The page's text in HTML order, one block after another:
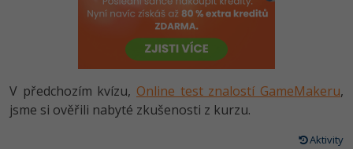
HTML5, CSS3, Bootstrap, SEO
SQL a databáze
Testování a verzování
JavaScript
Python
Vývojář mobilních aplikací
Specialista na AI a bigdata
C# Game developer
Webdesigner
Python -80%
JavaScript -80%
PHP
-80%
V předchozím kvízu, Online test znalostí GameMakeru,
jsme si ověřili nabyté zkušenosti z kurzu.
Aktivity